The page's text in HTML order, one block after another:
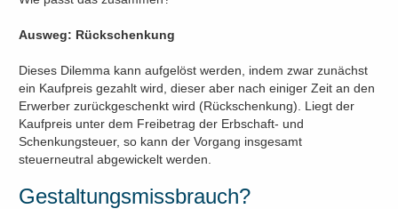
Ausweg: Rückschenkung
Dieses Dilemma kann aufgelöst werden, indem zwar zunächst
ein Kaufpreis gezahlt wird, dieser aber nach einiger Zeit an den
Erwerber zurückgeschenkt wird (Rückschenkung). Liegt der
Kaufpreis unter dem Freibetrag der Erbschaft- und
Schenkungsteuer, so kann der Vorgang insgesamt
steuerneutral abgewickelt werden.
Gestaltungsmissbrauch?